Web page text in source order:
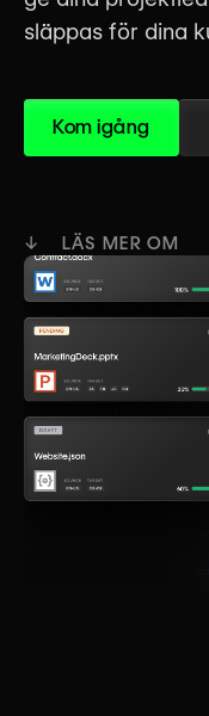
släppas för dina
Kom igång
↓ LÄS MER OM